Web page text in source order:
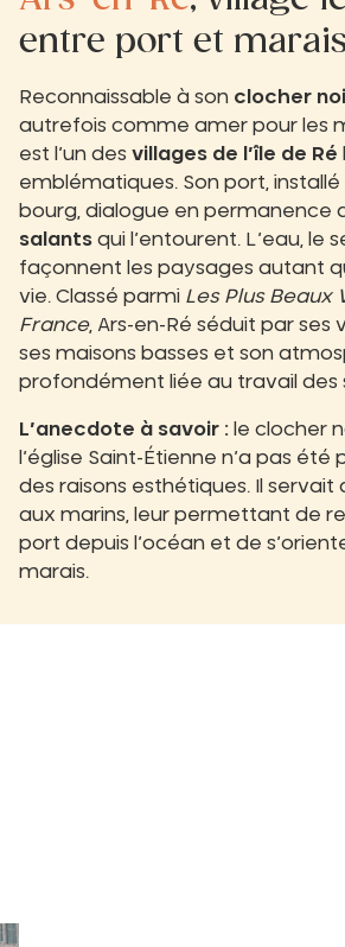
entre port et
Reconnaissable à son clocher
autrefois comme amer pour les
est l’un des villages de l’île de Ré
emblématiques. Son port,
bourg, dialogue en permanence
salants qui l’entourent. L’eau, le
façonnent les paysages autant
vie. Classé parmi Les Plus Beaux
France, Ars-en-Ré séduit par ses
ses maisons basses et son
profondément liée au travail des
L’anecdote à savoir : le clocher
l’église Saint-Étienne n’a pas été
des raisons esthétiques. Il servait
aux marins, leur permettant de
port depuis l’océan et de
marais.